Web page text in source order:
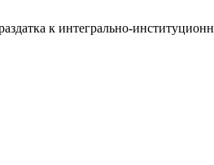
к интегрально-